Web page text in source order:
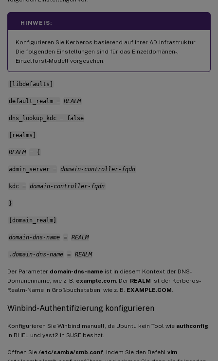
HINWEIS:
Konfigurieren Sie Kerberos basierend auf Ihrer AD-Infrastruktur.
Die folgenden Einstellungen sind für das Einzeldomänen-,
Einzelforst-Modell vorgesehen.
[libdefaults]
default_realm = REALM
dns_lookup_kdc = false
[realms]
REALM = {
admin_server = domain-controller-fqdn
kdc = domain-controller-fqdn
}
[domain_realm]
domain-dns-name = REALM
.domain-dns-name = REALM
Der Parameter domain-dns-name ist in diesem Kontext der DNS-
Domänenname, wie z. B. example.com . Der REALM ist der Kerberos-
Realm-Name in Großbuchstaben, wie z. B. EXAMPLE.COM
Winbind-Authentifizierung konfigurieren
Konfigurieren Sie Winbind manuell, da Ubuntu kein Tool wie authconfig
in RHEL und yast2 in SUSE besitzt.
Öffnen Sie /etc/samba/smb.conf , indem Sie den Befehl vim